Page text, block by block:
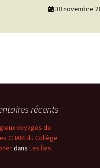
30 novembre
récents
voyages de
CHAM du Collège
dans Les Îles